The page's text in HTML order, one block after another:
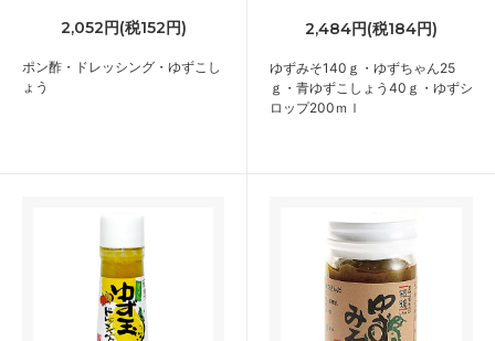
2,052円(税152円)
ポン酢・ドレッシング・ゆずこし
ょう
2,484円(税184円)
ゆずみそ140ｇ・ゆずちゃん25
ｇ・青ゆずこしょう40ｇ・ゆずシ
ロップ200ｍｌ